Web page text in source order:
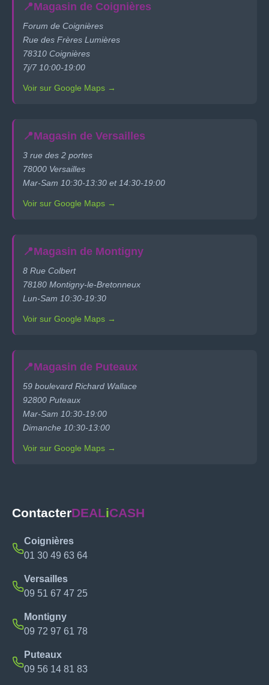
📍Magasin de Coignières
Forum de Coignières
Rue des Frères Lumières
78310 Coignières
7j/7 10:00-19:00
Voir sur Google Maps →
📍Magasin de Versailles
3 rue des 2 portes
78000 Versailles
Mar-Sam 10:30-13:30 et 14:30-19:00
Voir sur Google Maps →
📍Magasin de Montigny
8 Rue Colbert
78180 Montigny-le-Bretonneux
Lun-Sam 10:30-19:30
Voir sur Google Maps →
📍Magasin de Puteaux
59 boulevard Richard Wallace
92800 Puteaux
Mar-Sam 10:30-19:00
Dimanche 10:30-13:00
Voir sur Google Maps →
ContacterDEALiCASH
Coignières
01 30 49 63 64
Versailles
09 51 67 47 25
Montigny
09 72 97 61 78
Puteaux
09 56 14 81 83